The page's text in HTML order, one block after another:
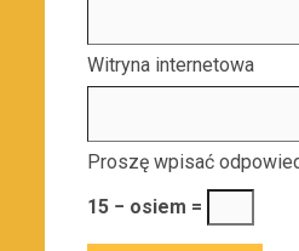
Witryna internetowa
Proszę wpisać
15 − osiem =